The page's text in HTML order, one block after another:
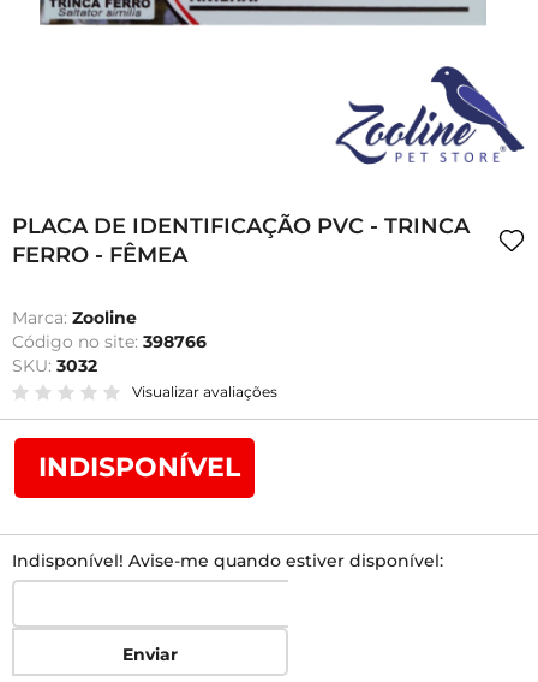
PLACA DE IDENTIFICAÇÃO PVC - TRINCA
FERRO - FÊMEA
Marca: Zooline
Código no site: 398766
SKU: 3032
Visualizar avaliações
INDISPONÍVEL
Indisponível! Avise-me quando estiver disponível:
Enviar